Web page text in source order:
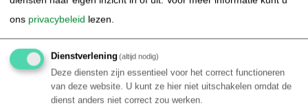
Bird Watching Brazilie
Natuur Brazilie / ecotoerisme
Sportvissen Brazilie
wildlife in Brazilie
Stedentrip Brazilie
Luxe arrangementen Brazilie
Retreat Brazilie
Familie rondreis Brazilië
ons privacybeleid lezen.
Dienstverlening(altijd nodig)
Deze diensten zijn essentieel voor het correct functioneren
van deze website. U kunt ze hier niet uitschakelen omdat de
dienst anders niet correct zou werken.